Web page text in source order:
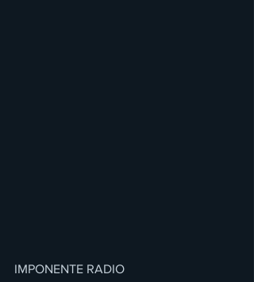
IMPONENTE RADIO